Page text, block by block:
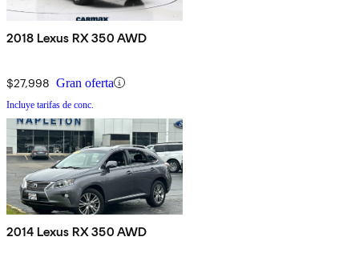
2018 Lexus RX 350 AWD
$27,998 Gran oferta
Incluye tarifas de conc.
2014 Lexus RX 350 AWD